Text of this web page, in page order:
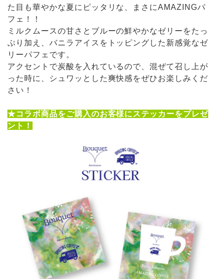
た目も華やかな夏にピッタリな、まさにAMAZINGパ
フェ！！
ミルクムースの甘さとブルーの鮮やかなゼリーをたっ
ぷり加え、バニラアイスをトッピングした新感覚なゼ
リーパフェです。
アクセントで炭酸を入れているので、混ぜて召し上が
った時に、シュワッとした爽快感をぜひお楽しみくだ
さい！
★コラボ商品をご購入のお客様にステッカーをプレゼ
ント！